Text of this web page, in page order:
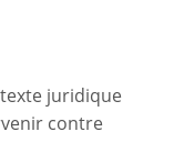
juridique
contre